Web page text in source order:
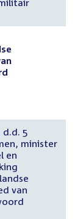
d.d. 5
minister
en
van